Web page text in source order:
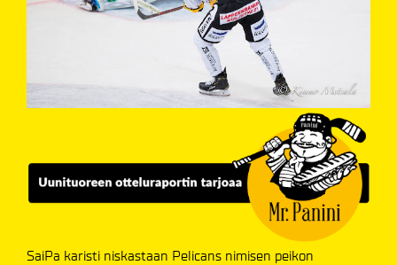
SaiPa karisti niskastaan Pelicans nimisen peikon